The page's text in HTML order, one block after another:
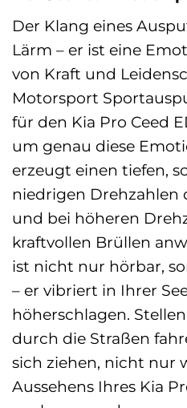
Der Klang eines
Lärm – er ist eine
von Kraft und
Motorsport
für den Kia Pro Ceed
um genau diese
erzeugt einen tiefen,
niedrigen Drehzahlen
und bei höheren
kraftvollen Brüllen
ist nicht nur hörbar,
– er vibriert in Ihrer
höherschlagen.
durch die Straßen
sich ziehen, nicht nur
Aussehens Ihres Kia